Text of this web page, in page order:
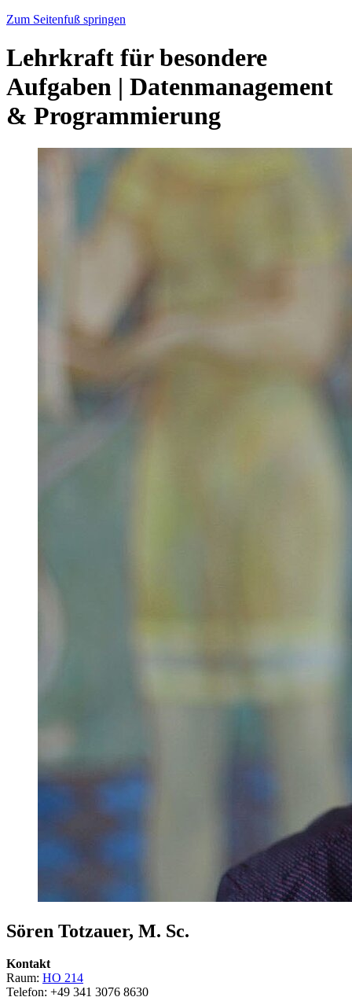
Zum Seitenfuß springen
Lehrkraft für besondere
Aufgaben | Datenmanagement
& Programmierung
Sören Totzauer, M. Sc.
Kontakt
Raum: HO 214
Telefon: +49 341 3076 8630